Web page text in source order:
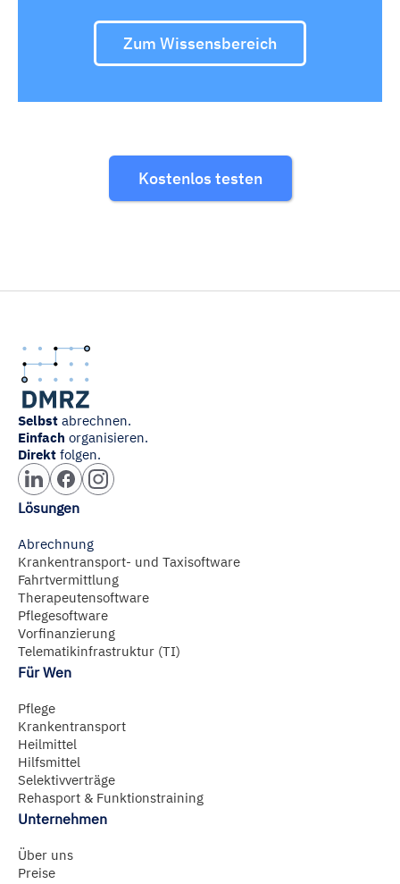
Zum Wissensbereich
Kostenlos testen
Selbst abrechnen.
Einfach organisieren.
Direkt folgen.
Lösungen
Abrechnung
Krankentransport- und Taxisoftware
Fahrtvermittlung
Therapeutensoftware
Pflegesoftware
Vorfinanzierung
Telematikinfrastruktur (TI)
Für Wen
Pflege
Krankentransport
Heilmittel
Hilfsmittel
Selektivverträge
Rehasport & Funktionstraining
Unternehmen
Über uns
Preise